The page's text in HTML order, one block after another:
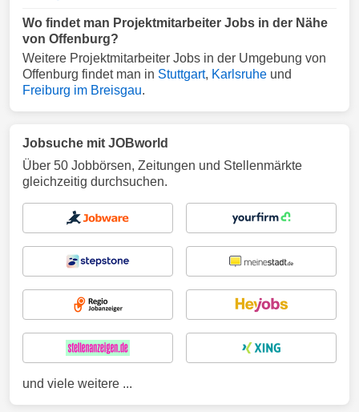
Wo findet man Projektmitarbeiter Jobs in der Nähe
von Offenburg?
Weitere Projektmitarbeiter Jobs in der Umgebung von
Offenburg findet man in Stuttgart, Karlsruhe und
Freiburg im Breisgau.
Jobsuche mit JOBworld
Über 50 Jobbörsen, Zeitungen und Stellenmärkte
gleichzeitig durchsuchen.
und viele weitere ...